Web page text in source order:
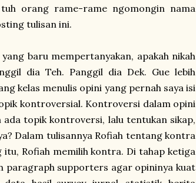
orang rame-rame ngomongin nama
tulisan ini.
baru mempertanyakan, apakah nikah
dia Teh. Panggil dia Dek. Gue lebih
kelas menulis opini yang pernah saya isi
kontroversial. Kontroversi dalam opini
topik kontroversi, lalu tentukan sikap,
Dalam tulisannya Rofiah tentang kontra
Rofiah memilih kontra. Di tahap ketiga
paragraph supporters agar opininya kuat